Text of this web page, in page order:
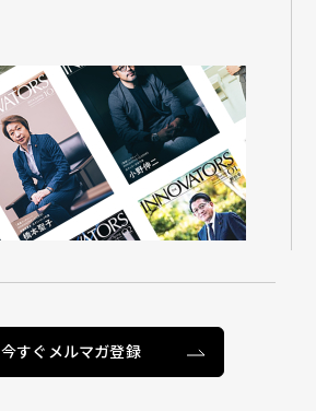
今すぐメルマガ登録